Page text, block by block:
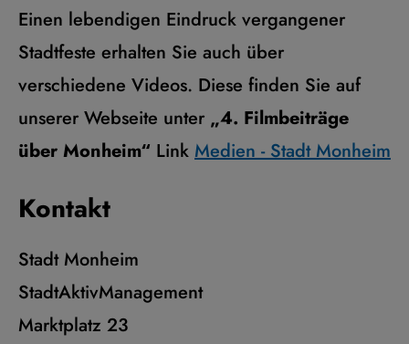
Einen lebendigen Eindruck vergangener
Stadtfeste erhalten Sie auch über
verschiedene Videos. Diese finden Sie auf
unserer Webseite unter „4. Filmbeiträge
über Monheim“ Link Medien - Stadt Monheim
Kontakt
Stadt Monheim
StadtAktivManagement
Marktplatz 23